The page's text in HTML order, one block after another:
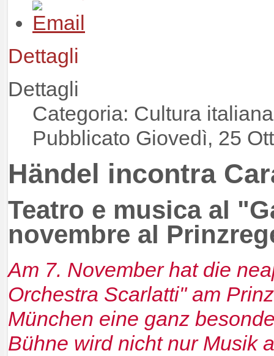
Dettagli
Dettagli
Categoria: Cultura
Pubblicato Giovedì, 25
Händel incontra
Teatro e musica al
novembre al
Am 7. November hat die
Orchestra Scarlatti" am
München eine ganz
Bühne wird nicht nur Musik